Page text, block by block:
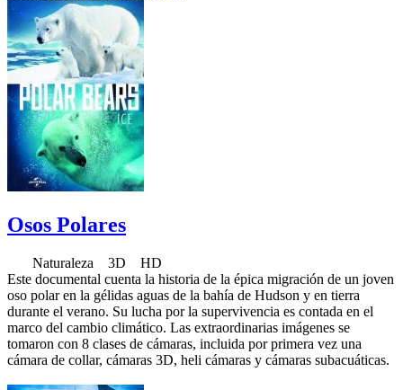
Osos Polares
Naturaleza 3D HD
Este documental cuenta la historia de la épica migración de un joven
oso polar en la gélidas aguas de la bahía de Hudson y en tierra
durante el verano. Su lucha por la supervivencia es contada en el
marco del cambio climático. Las extraordinarias imágenes se
tomaron con 8 clases de cámaras, incluida por primera vez una
cámara de collar, cámaras 3D, heli cámaras y cámaras subacuáticas.